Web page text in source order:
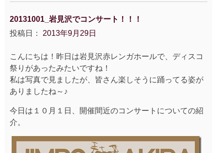
ロ
ジ
ク
ト
を
岩
沢
20131001_岩見沢でコンサート！！！
投稿日： 2013年9月29日
こんにちは！昨日は岩見沢赤レンガホールで、ディスコ
祭りがあったみたいですね！
私は写真で見ましたが、皆さん楽しそうに踊ってる姿が
ありましたね～♪
今日は１０月１日、開催間近のコンサートについての紹
介。